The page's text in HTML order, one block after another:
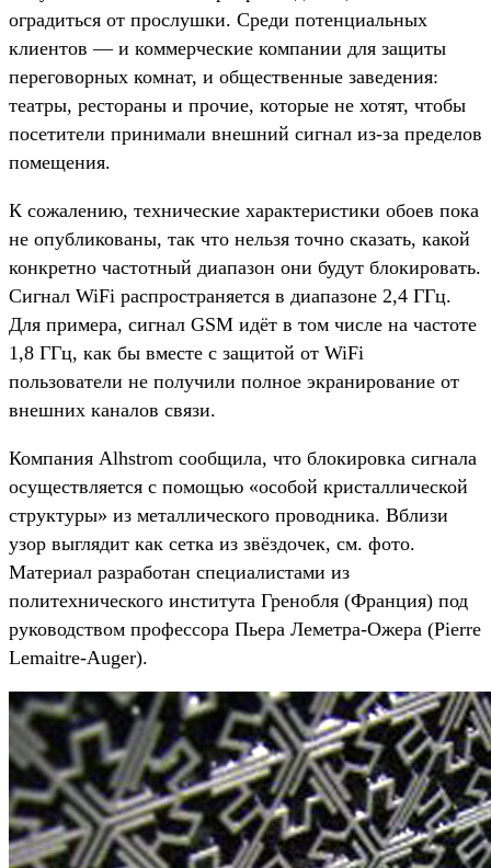
оградиться от прослушки. Среди потенциальных
клиентов — и коммерческие компании для защиты
переговорных комнат, и общественные заведения:
театры, рестораны и прочие, которые не хотят, чтобы
посетители принимали внешний сигнал из-за пределов
помещения.
К сожалению, технические характеристики обоев пока
не опубликованы, так что нельзя точно сказать, какой
конкретно частотный диапазон они будут блокировать.
Сигнал WiFi распространяется в диапазоне 2,4 ГГц.
Для примера, сигнал GSM идёт в том числе на частоте
1,8 ГГц, как бы вместе с защитой от WiFi
пользователи не получили полное экранирование от
внешних каналов связи.
Компания Alhstrom сообщила, что блокировка сигнала
осуществляется с помощью «особой кристаллической
структуры» из металлического проводника. Вблизи
узор выглядит как сетка из звёздочек, см. фото.
Материал разработан специалистами из
политехнического института Гренобля (Франция) под
руководством профессора Пьера Леметра-Ожера (Pierre
Lemaitre-Auger).